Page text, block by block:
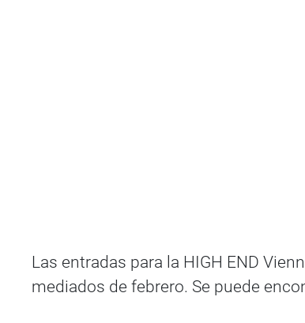
Las entradas para la HIGH END
mediados de febrero. Se puede